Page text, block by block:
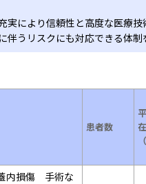
実により信頼性と高度な医療
伴うリスクにも対応できる体制
患者数
内損傷 手術な